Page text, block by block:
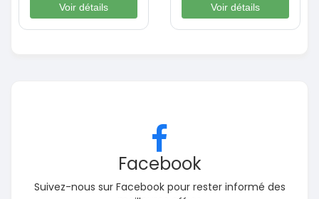
Voir détails
Voir détails
Facebook
Suivez-nous sur Facebook pour rester informé des